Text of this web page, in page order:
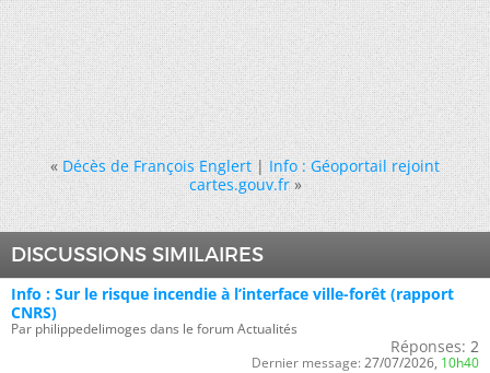
« Décès de François Englert|Info : Géoportail rejoint
cartes.gouv.fr »
DISCUSSIONS SIMILAIRES
Info : Sur le risque incendie à l’interface ville-forêt (rapport
CNRS)
Par philippedelimoges dans le forum Actualités
Réponses: 2
Dernier message: 27/07/2026, 10h40